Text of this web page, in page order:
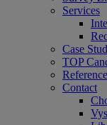
Services
Case
TOP
Contact